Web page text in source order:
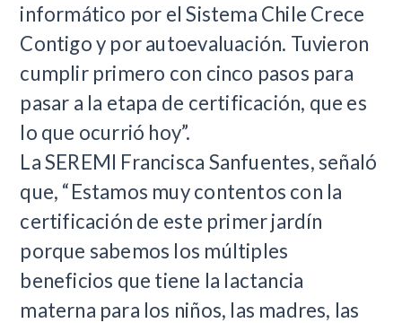
informático por el Sistema Chile Crece
Contigo y por autoevaluación. Tuvieron
cumplir primero con cinco pasos para
pasar a la etapa de certificación, que es
lo que ocurrió hoy”.
La SEREMI Francisca Sanfuentes, señaló
que, “Estamos muy contentos con la
certificación de este primer jardín
porque sabemos los múltiples
beneficios que tiene la lactancia
materna para los niños, las madres, las